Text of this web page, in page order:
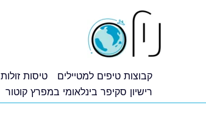
קבוצות טיפים למטיילים טיסות זולות
רישיון סקיפר בינלאומי במפרץ קוטור